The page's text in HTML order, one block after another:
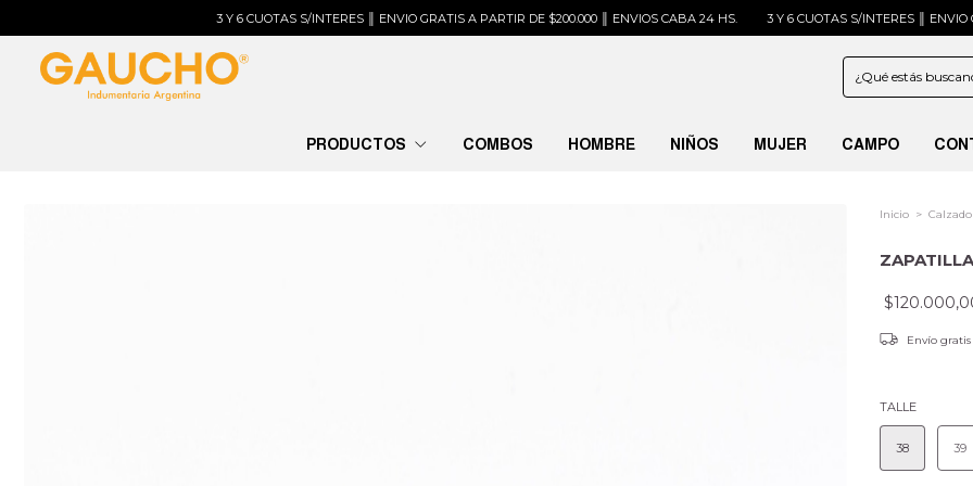
3 Y 6 CUOTAS S/INTERES ║ ENVIO GRATIS A PARTIR DE $200.000 ║ ENVIOS CABA 24 HS. 3 Y 6 CUOTAS S/INTERES ║ ENVIO GRATIS A
PRODUCTOS COMBOS HOMBRE NIÑOS MUJER CAMPO
Inicio > Calzado
Envío gratis
TALLE
38 39